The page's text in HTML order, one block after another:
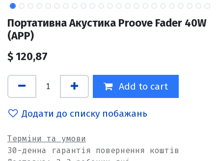
Портативна Акустика Proove Fader 40W
(APP)
$120,87
Add to cart
Додати до списку побажань
Терміни та умови
30-денна гарантія повернення коштів